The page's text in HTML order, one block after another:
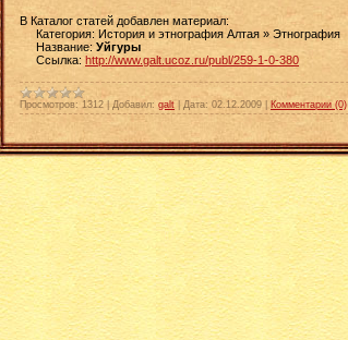
В Каталог статей добавлен материал:
Категория: История и этнография Алтая » Этнография
Название:Уйгуры
Ссылка: http://www.galt.ucoz.ru/publ/259-1-0-380
Просмотров: 1312 | Добавил: galt Дата: 02.12.2009 Комментарии (0)